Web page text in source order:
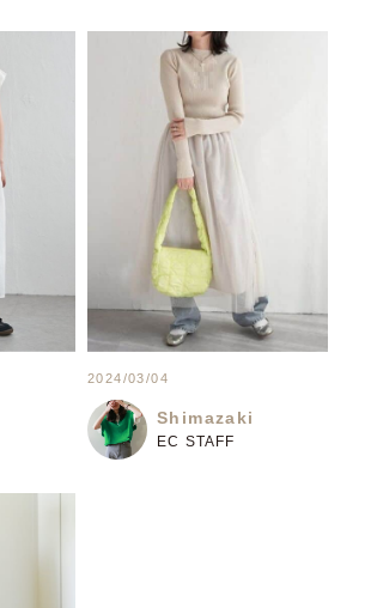
2024/03/04
Shimazaki
EC STAFF